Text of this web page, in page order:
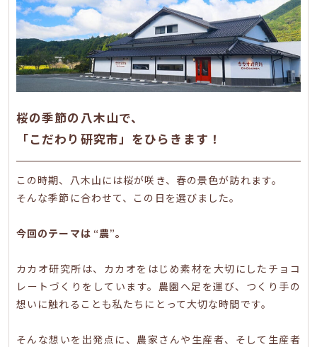
桜の季節の八木山で、
「こだわり研究市」をひらきます！
この時期、八木山には桜が咲き、春の景色が訪れます。
そんな季節に合わせて、この日を選びました。
今回のテーマは “農”。
カカオ研究所は、カカオをはじめ素材を大切にしたチョコ
レートづくりをしています。農園へ足を運び、つくり手の
想いに触れることも私たちにとって大切な時間です。
そんな想いを出発点に、農家さんや生産者、そして生産者